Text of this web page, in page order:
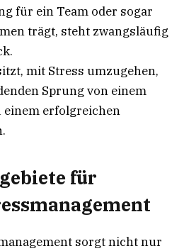
für ein Team oder sogar
trägt, steht zwangsläufig
mit Stress umzugehen,
Sprung von einem
erfolgreichen
für
sorgt nicht nur